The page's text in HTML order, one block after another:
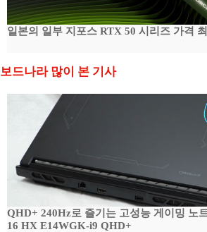
일본의 일부 지포스 RTX 50 시리즈 가격
보드나라 많이 본 기사
QHD+ 240Hz로 즐기는 고성능 게이밍 노
16 HX E14WGK-i9 QHD+